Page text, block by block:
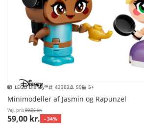
LEGO Disney™ 43303 59 5+
Minimodeller af Jasmin og Rapunzel
Vejl. pris89,95 kr.
59,00 kr. - 34%